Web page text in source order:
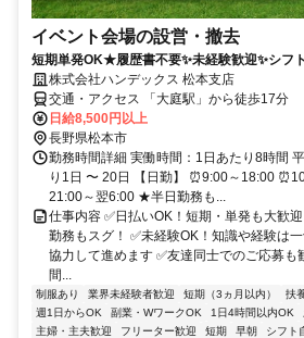
イベント会場の設営・撤去
短期単発OK★履歴書不要✨未経験歓迎✨シ
株式会社ハンデックス 松本支店
交通・アクセス 「大庭駅」から徒歩17分
日給8,500円以上
長野県松本市
勤務時間詳細 実働時間：1日あたり8時間
り1日 〜 20日 【日勤】 ⏰9:00～18:00
21:00～翌6:00 ★半日勤務も...
仕事内容 ✅日払いOK！短期・単発も大歓
勤務もスグ！ ✅未経験OK！知識や経験は
協力して進めます ✅友達同士でのご応募も
間...
制服あり 業界未経験者歓迎 短期（3ヵ月以内） 扶
週1日からOK
副業・WワークOK 1日4時間以内OK
主婦・主夫歓迎
フリーター歓迎 短期 早朝 シフト